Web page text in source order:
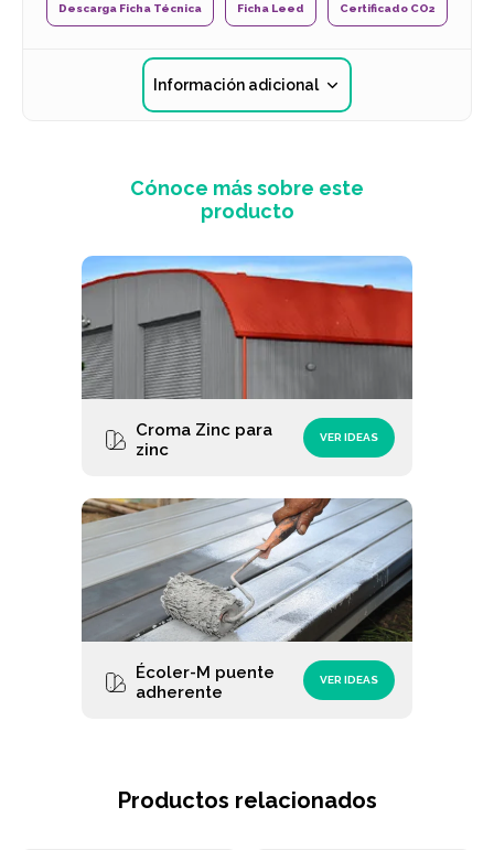
Información adicional
Descarga Ficha Técnica Ficha Leed Certificado CO2
Cónoce más sobre este
producto
Croma Zinc para
zinc
VER IDEAS
Écoler-M puente
adherente
VER IDEAS
Productos relacionados